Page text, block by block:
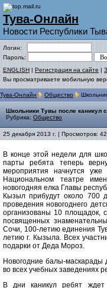
Тува-Онлайн
Новости Республики
Логин:
Пароль:
ENGLISH | Регистрация на сайте |
Вы просматриваете мобильную
Тува-Онлайн Общество
Школьники Тувы после каникул
Рубрика: Общество
25 декабря 2013 г. | Просмотров:
В конце этой недели для
парты ребята теперь
мероприятия начнутся
Национальном театре
новогодняя елка Главы
Кызыл прибудут около 700
проведения новогоднего
организованы 10 площадок,
посвященных
Сочи, 100-летию единения
летию г. Кызыла. Всех
подарки от Деда Мороз.
Новогодние балы-маскарады
во всех учебных заведениях
В дни каникул ребят ждет